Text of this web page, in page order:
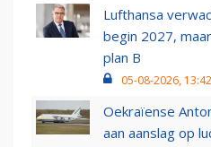
Lufthansa
begin 2027,
plan B
05-08-2026, 13:42
Oekraïense
aan aanslag op